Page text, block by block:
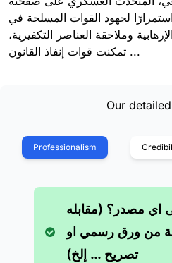
لجهود القوات المسلحة في
وملاحقة العناصر التكفيرية،
تمكنت قوات إنفاذ القانون ...
Our
Professionalism
اي مصدر؟ (مقابله
من ورق رسمي او
تصريح ... إلخ)